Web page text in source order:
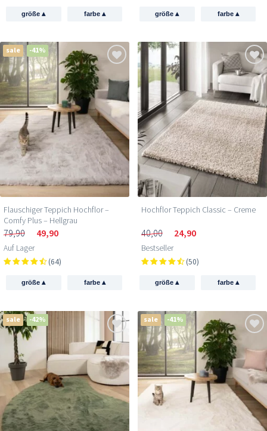
größe▴ farbe ▴ größe▴ farbe ▴
sale -41%
Flauschiger Teppich Hochflor –
Comfy Plus – Hellgrau
79,90 49,90
Auf Lager
(64)
größe▴ farbe ▴
Hochflor Teppich Classic – Creme
40,00 24,90
Bestseller
(50)
größe▴ farbe ▴
sale -42% sale -41%